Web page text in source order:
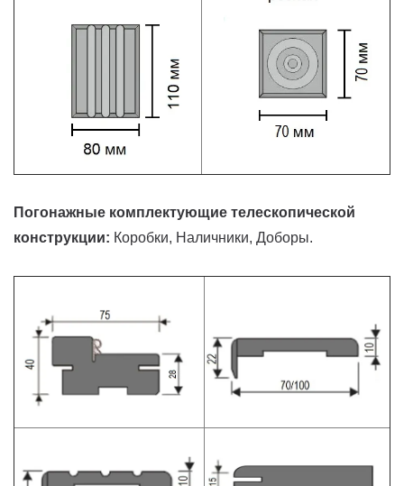
Погонажные комплектующие телескопической
конструкции: Коробки, Наличники, Доборы.